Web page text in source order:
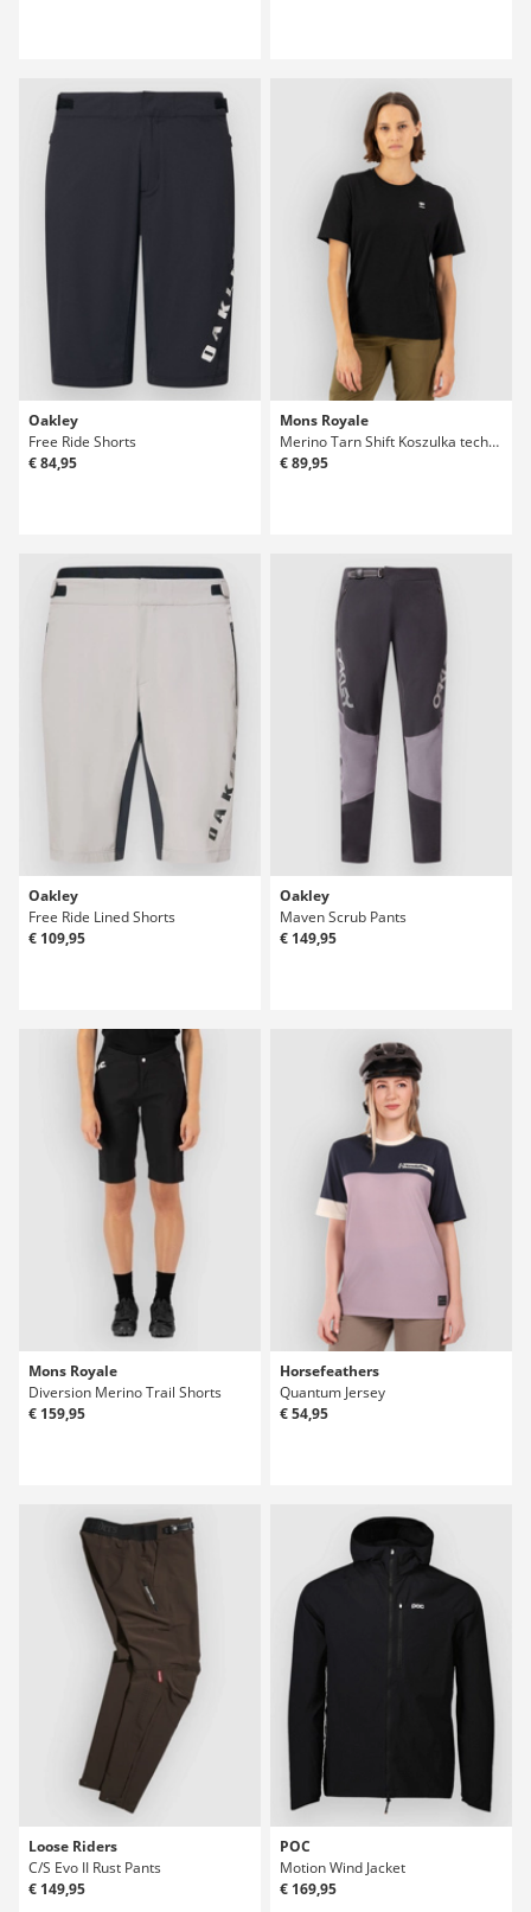
Oakley
Free Ride Shorts
€ 84,95
Mons Royale
Merino Tarn Shift Koszulka techniczna
€ 89,95
Oakley
Free Ride Lined Shorts
€ 109,95
Oakley
Maven Scrub Pants
€ 149,95
Mons Royale
Diversion Merino Trail Shorts
€ 159,95
Horsefeathers
Quantum Jersey
€ 54,95
Loose Riders
C/S Evo II Rust Pants
€ 149,95
POC
Motion Wind Jacket
€ 169,95